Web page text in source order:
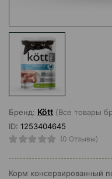
Бренд: Kött (Все товары
ID: 1253404645
(0 Отзывы)
Корм консервированный